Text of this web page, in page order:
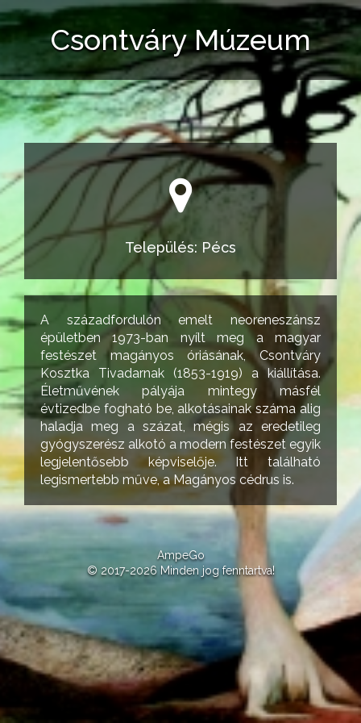
Csontváry Múzeum
Település: Pécs
A századfordulón emelt neoreneszánsz
épületben 1973-ban nyílt meg a magyar
festészet magányos óriásának, Csontváry
Kosztka Tivadarnak (1853-1919) a kiállítása.
Életművének pályája mintegy másfél
évtizedbe fogható be, alkotásainak száma alig
haladja meg a százat, mégis az eredetileg
gyógyszerész alkotó a modern festészet egyik
legjelentősebb képviselője. Itt található
legismertebb műve, a Magányos cédrus is.
AmpeGo
© 2017-2026 Minden jog fenntartva!